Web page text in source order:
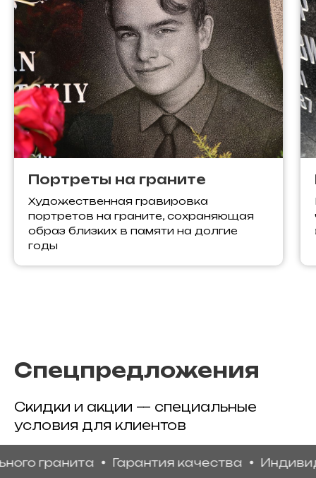
Портреты на граните
Художественная гравировка
портретов на граните, сохраняющая
образ близких в памяти на долгие
годы
Спецпредложения
Скидки и акции — специальные
условия для клиентов
Гарантия качества